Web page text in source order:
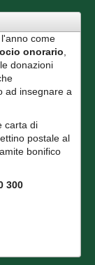
l'anno come
onorario,
donazioni
ad insegnare a
carta di
postale al
bonifico
300